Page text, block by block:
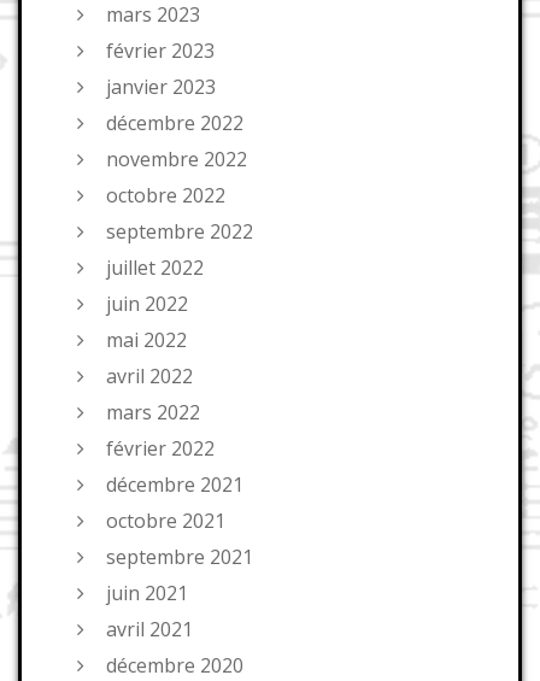
mars 2023
février 2023
janvier 2023
décembre 2022
novembre 2022
octobre 2022
septembre 2022
juillet 2022
juin 2022
mai 2022
avril 2022
mars 2022
février 2022
décembre 2021
octobre 2021
septembre 2021
juin 2021
avril 2021
décembre 2020